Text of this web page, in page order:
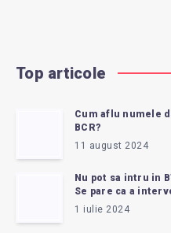
Top articole
Cum aflu numele
BCR?
11 august 2024
Nu pot sa intru in
Se pare ca a
1 iulie 2024